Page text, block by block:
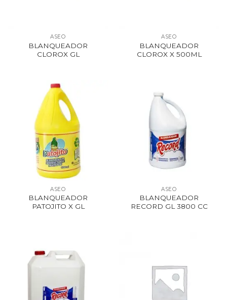
ASEO
BLANQUEADOR
CLOROX GL
ASEO
BLANQUEADOR
CLOROX X 500ML
ASEO
BLANQUEADOR
PATOJITO X GL
ASEO
BLANQUEADOR
RECORD GL 3800 CC